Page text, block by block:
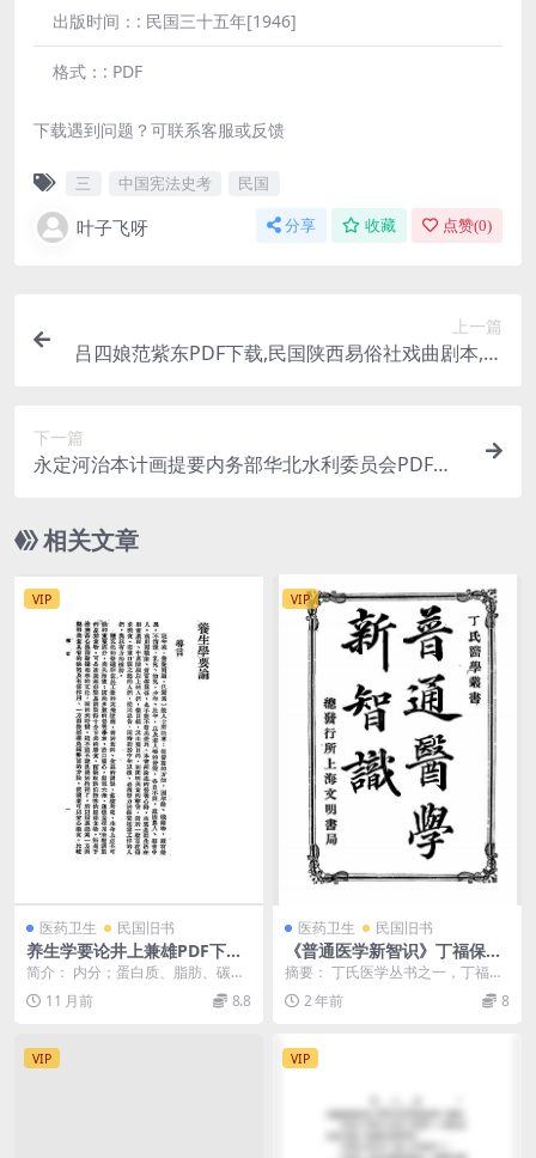
出版时间：: 民国三十五年[1946]
格式：: PDF
下载遇到问题？可联系客服或反馈
三 中国宪法史考 民国
叶子飞呀 分享 收藏 点赞(0)
上一篇
吕四娘范紫东PDF下载,民国陕西易俗社戏曲剧本,范
下一篇
永定河治本计画提要内务部华北水利委员会PDF下
相关文章
VIP
医药卫生 民国旧书
养生学要论井上兼雄PDF下载,
养生学研究
简介： 内分；蛋白质、脂肪、碳水
化合物、无机盐类等6章。从营养学
角度介绍养生防病...
11 月前 8.8
VIP
医药卫生 民国旧书
《普通医学新智识》丁福保译
述-文明书局-民国2[1913]-pdf
古籍下载
摘要： 丁氏医学丛书之一，丁福保
译述，内分：传染病、呼吸器病、
胃肠病、神经病、皮...
2 年前 8
VIP VIP